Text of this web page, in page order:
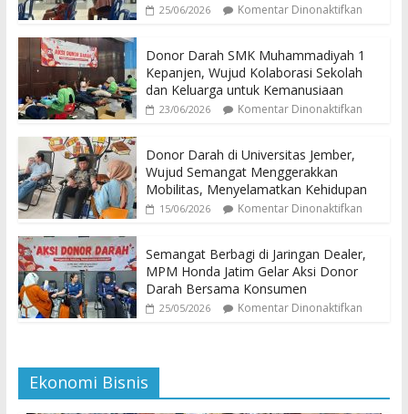
25/06/2026 Komentar Dinonaktifkan
Donor Darah SMK Muhammadiyah 1
Kepanjen, Wujud Kolaborasi Sekolah
dan Keluarga untuk Kemanusiaan
23/06/2026 Komentar Dinonaktifkan
Donor Darah di Universitas Jember,
Wujud Semangat Menggerakkan
Mobilitas, Menyelamatkan Kehidupan
15/06/2026 Komentar Dinonaktifkan
Semangat Berbagi di Jaringan Dealer,
MPM Honda Jatim Gelar Aksi Donor
Darah Bersama Konsumen
25/05/2026 Komentar Dinonaktifkan
Ekonomi Bisnis